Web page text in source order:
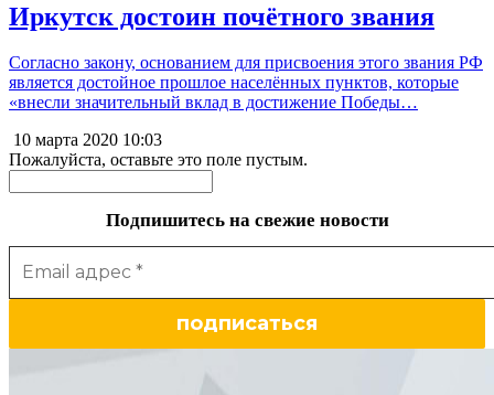
Иркутск достоин почётного звания
Согласно закону, основанием для присвоения этого звания РФ
является достойное прошлое населённых пунктов, которые
«внесли значительный вклад в достижение Победы…
10 марта 2020 10:03
Пожалуйста, оставьте это поле пустым.
Подпишитесь на свежие новости